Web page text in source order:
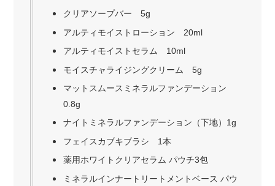
クリアソープバー 5g
アルティモイストローション 20ml
アルティモイストセラム 10ml
モイスチャライジングクリーム 5g
マットスムースミネラルファンデーション
0.8g
ナイトミネラルファンデーション（下地）1g
フェイスカブキブラシ 1本
薬用ホワイトクリアセラム パウチ3包
ミネラルインナートリートメントベース パウ